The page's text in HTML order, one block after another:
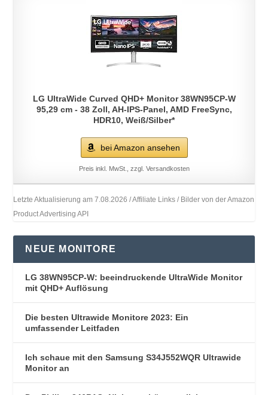
LG UltraWide Curved QHD+ Monitor 38WN95CP-W
95,29 cm - 38 Zoll, AH-IPS-Panel, AMD FreeSync,
HDR10, Weiß/Silber*
bei Amazon ansehen
Preis inkl. MwSt., zzgl. Versandkosten
Letzte Aktualisierung am 7.08.2026 / Affiliate Links / Bilder von der Amazon
Product Advertising API
NEUE MONITORE
LG 38WN95CP-W: beeindruckende UltraWide Monitor
mit QHD+ Auflösung
Die besten Ultrawide Monitore 2023: Ein
umfassender Leitfaden
Ich schaue mit den Samsung S34J552WQR Ultrawide
Monitor an